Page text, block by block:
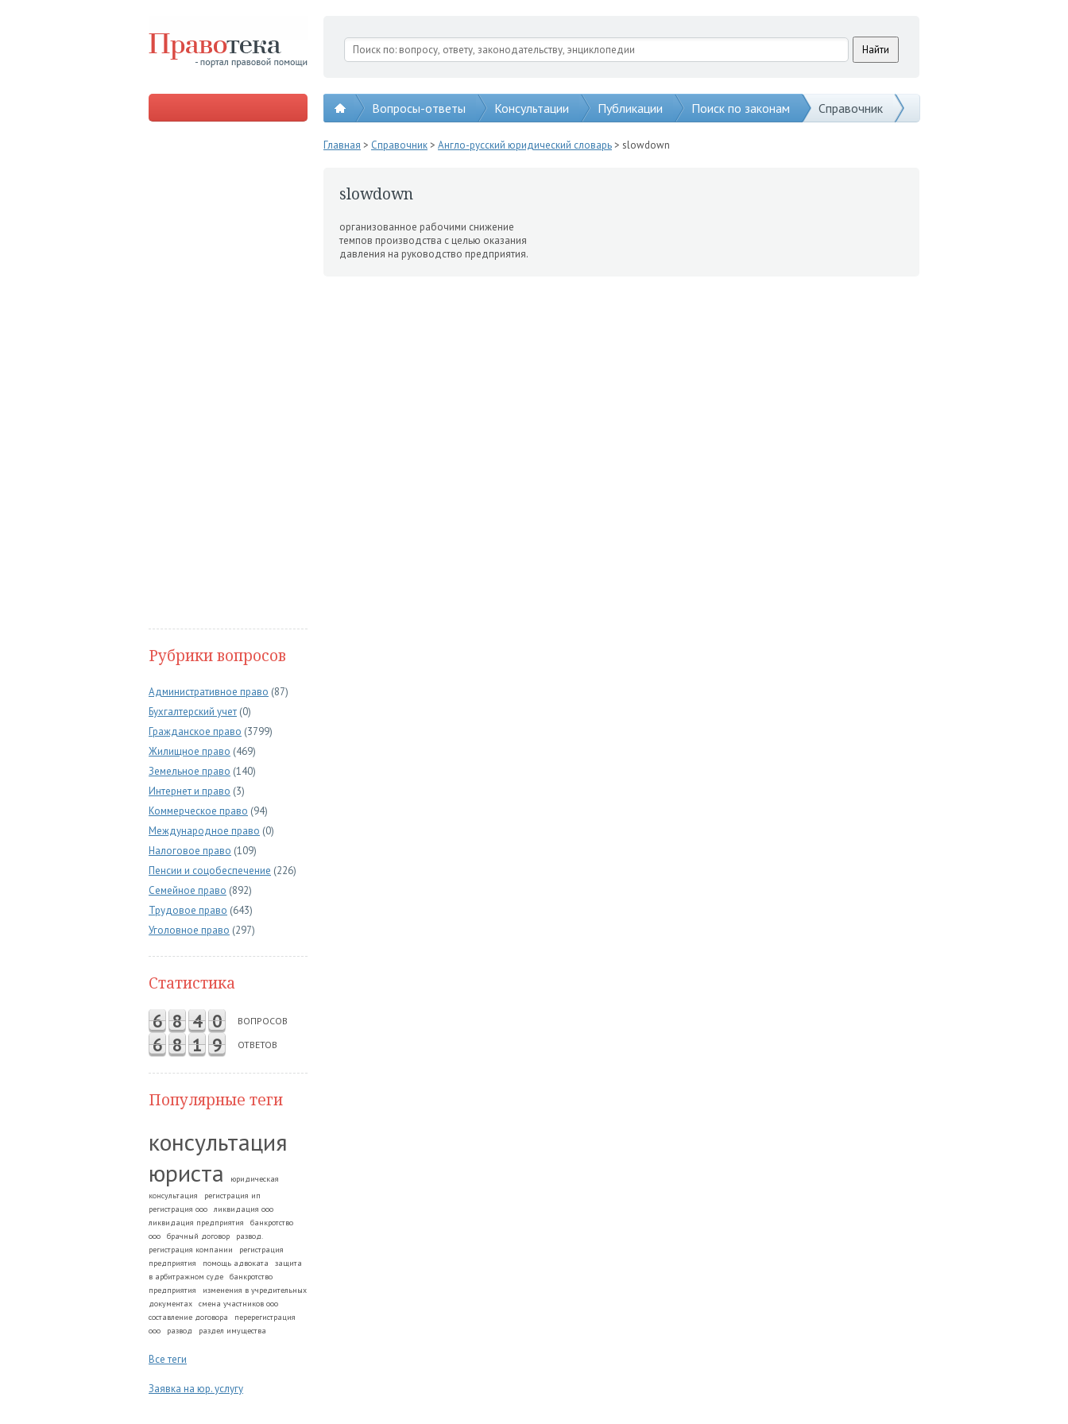
Вопросы-ответы Консультации Публикации Поиск по законам Справочник
Рубрики вопросов
Административное право (87)
Бухгалтерский учет (0)
Гражданское право (3799)
Жилищное право (469)
Земельное право (140)
Интернет и право (3)
Коммерческое право (94)
Международное право (0)
Налоговое право (109)
Пенсии и соцобеспечение (226)
Семейное право (892)
Трудовое право (643)
Уголовное право (297)
Статистика
6 8 4 0 ВОПРОСОВ
6 8 1 9 ОТВЕТОВ
Популярные теги
консультация
юриста
юридическая
консультация
регистрация ип
регистрация ооо
ликвидация ооо
ликвидация предприятия
банкротство
ооо
брачный договор
развод.
регистрация компании
регистрация
предприятия
помощь адвоката
защита
в арбитражном суде
банкротство
предприятия
изменения в учредительных
документах
смена участников ооо
составление договора
перерегистрация
ооо
развод раздел имущества
Все теги
Заявка на юр. услугу
Главная > Справочник> Англо-русский юридический словарь> slowdown
slowdown
организованное рабочими снижение
темпов производства с целью оказания
давления на руко­водство предприятия.